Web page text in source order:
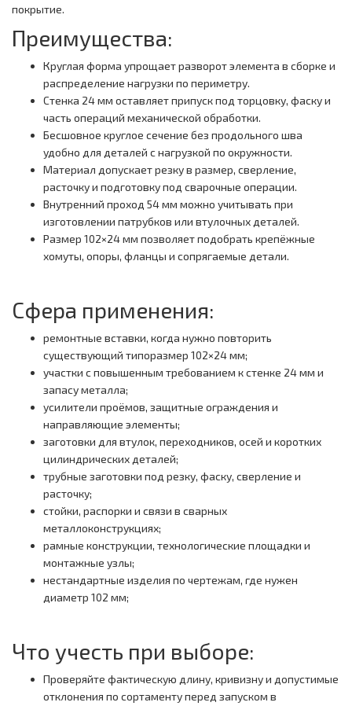
покрытие.
Преимущества:
Круглая форма упрощает разворот элемента в сборке и
распределение нагрузки по периметру.
Стенка 24 мм оставляет припуск под торцовку, фаску и
часть операций механической обработки.
Бесшовное круглое сечение без продольного шва
удобно для деталей с нагрузкой по окружности.
Материал допускает резку в размер, сверление,
расточку и подготовку под сварочные операции.
Внутренний проход 54 мм можно учитывать при
изготовлении патрубков или втулочных деталей.
Размер 102×24 мм позволяет подобрать крепёжные
хомуты, опоры, фланцы и сопрягаемые детали.
Сфера применения:
ремонтные вставки, когда нужно повторить
существующий типоразмер 102×24 мм;
участки с повышенным требованием к стенке 24 мм и
запасу металла;
усилители проёмов, защитные ограждения и
направляющие элементы;
заготовки для втулок, переходников, осей и коротких
цилиндрических деталей;
трубные заготовки под резку, фаску, сверление и
расточку;
стойки, распорки и связи в сварных
металлоконструкциях;
рамные конструкции, технологические площадки и
монтажные узлы;
нестандартные изделия по чертежам, где нужен
диаметр 102 мм;
Что учесть при выборе:
Проверяйте фактическую длину, кривизну и допустимые
отклонения по сортаменту перед запуском в